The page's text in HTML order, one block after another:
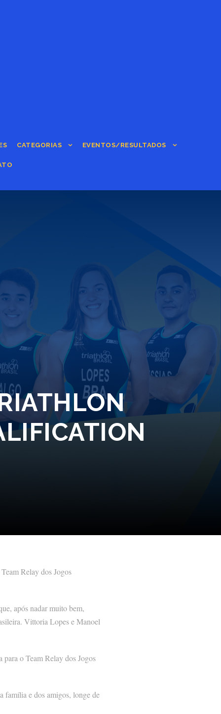
CATEGORIAS EVENTOS/RESULTADOS
Relay dos Jogos
após nadar muito bem,
Vittoria Lopes e Manoel
para o Team Relay dos Jogos
família e dos amigos, longe de